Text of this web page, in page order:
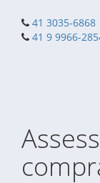
41 3035-6868
41 9 9966-